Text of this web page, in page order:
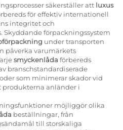
säkerställer att luxus
för effektiv internationell
integritet och
Skyddande förpackningssystem
under transporten
påverka varumärkets
smyckenlåda förbereds
branschstandardiserade
som minimerar skador vid
produkterna anländer i
möjliggör olika
beställningar, från
till storskaliga